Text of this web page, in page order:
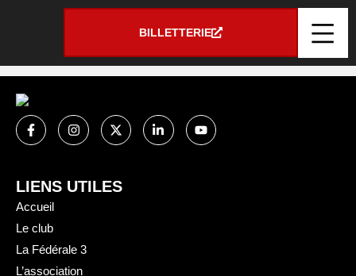
BILLETTERIE
ROUSSILLE
LIENS UTILES
Accueil
Le club
La Fédérale 3
L’association
Panneau de gestion des cookies